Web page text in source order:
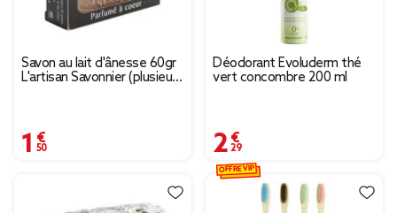
Savon au lait d'ânesse 60gr
L'artisan Savonnier (plusieurs
1,50 €
Déodorant Evoluderm thé
vert concombre 200 ml
2,29 €
OFFRE VIP